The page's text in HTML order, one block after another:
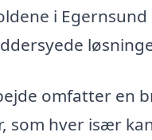
i
omfatter en
som hver især